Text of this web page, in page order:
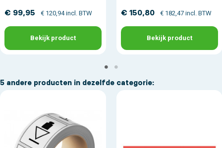
€ 99,95 € 120,94 incl. BTW
Bekijk product
€ 150,80 € 182,47 incl. BTW
Bekijk product
5 andere producten in dezelfde categorie: